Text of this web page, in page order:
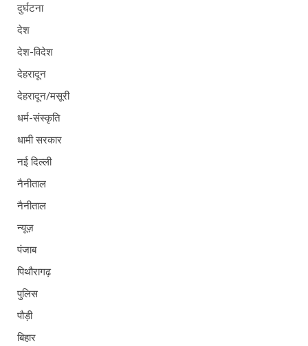
दुर्घटना
देश
देश-विदेश
देहरादून
देहरादून/मसूरी
धर्म-संस्कृति
धामी सरकार
नई दिल्ली
नैनीताल
नैनीताल
न्यूज़
पंजाब
पिथौरागढ़
पुलिस
पौड़ी
बिहार